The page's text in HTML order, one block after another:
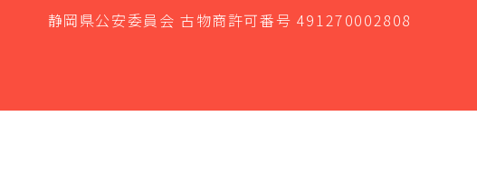
静岡県公安委員会 古物商許可番号 491270002808